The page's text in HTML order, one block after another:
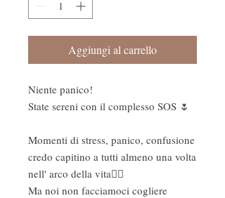
Aggiungi al carrello
Niente panico!
State sereni con il complesso SOS 🌷
Momenti di stress, panico, confusione
credo capitino a tutti almeno una volta
nell' arco della vita✌🏻
Ma noi non facciamoci cogliere